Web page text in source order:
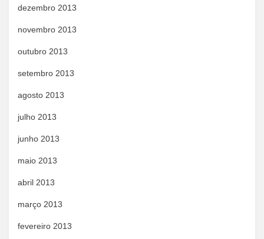
dezembro 2013
novembro 2013
outubro 2013
setembro 2013
agosto 2013
julho 2013
junho 2013
maio 2013
abril 2013
março 2013
fevereiro 2013